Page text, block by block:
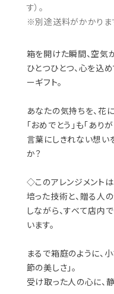
す）。
※別途送料がかかりま
箱を開けた瞬間、空気
ひとつひとつ、心を込
ーギフト。
あなたの気持ちを、花に
「おめでとう」も「あり
言葉にしきれない想い
か？
◇このアレンジメント
培った技術と、贈る人
しながら、すべて店内
います。
まるで箱庭のように、
節の美しさ」。
受け取った人の心に、